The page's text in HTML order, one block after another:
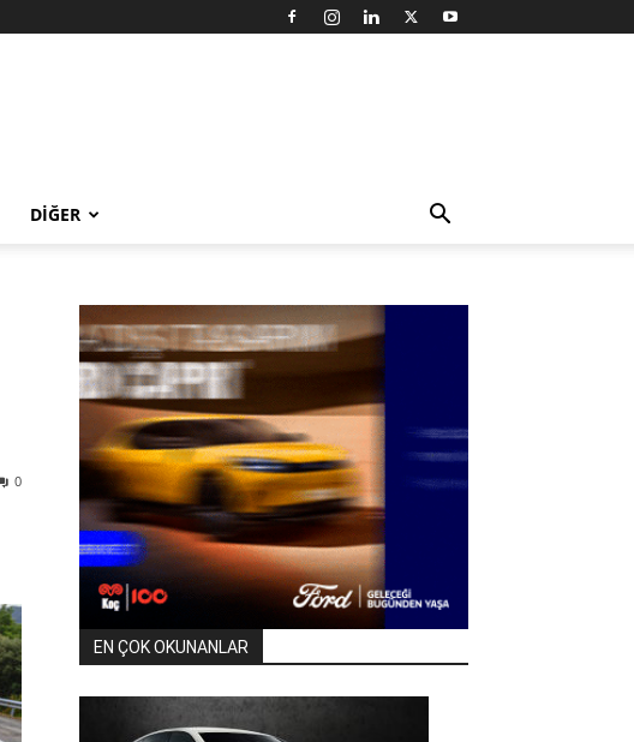
DİĞER
0
EN ÇOK OKUNANLAR